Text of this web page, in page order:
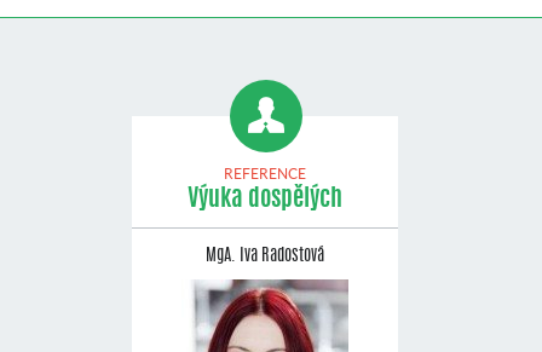
REFERENCE
Výuka dospělých
MgA. Iva Radostová